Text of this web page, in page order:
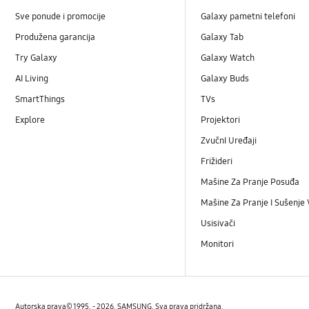
Sve ponude i promocije
Produžena garancija
Try Galaxy
AI Living
SmartThings
Explore
Galaxy pametni telefoni
Galaxy Tab
Galaxy Watch
Galaxy Buds
TVs
Projektori
ZvučnI Uređaji
Frižideri
Mašine Za Pranje Posuđa
Mašine Za Pranje I Sušenje
Usisivači
Monitori
Autorska prava© 1995. - 2026. SAMSUNG. Sva prava pridržana.